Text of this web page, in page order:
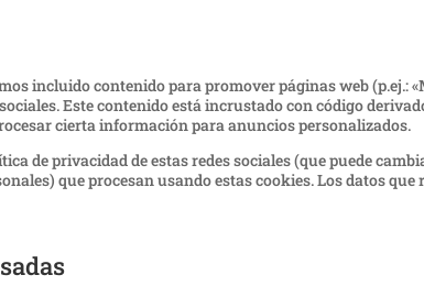
incluido contenido para promover páginas web (p.ej.:
Este contenido está incrustado con código
cierta información para anuncios personalizados.
de privacidad de estas redes sociales (que puede
que procesan usando estas cookies. Los datos